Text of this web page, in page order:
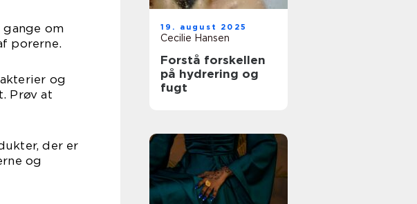
om
porerne.
og
Prøv at
der er
og
19. august 2025
Cecilie Hansen
Forstå forskellen
på hydrering og
fugt